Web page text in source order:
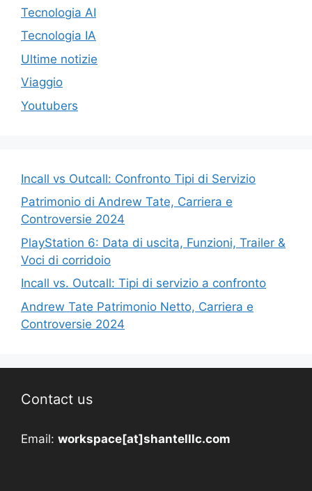
Tecnologia AI
Tecnologia IA
Ultime notizie
Viaggio
Youtubers
Incall vs Outcall: Confronto Tipi di Servizio
Patrimonio di Andrew Tate, Carriera e
Controversie 2024
PlayStation 6: Data di uscita, Funzioni, Trailer &
Voci di corridoio
Incall vs. Outcall: Tipi di servizio a confronto
Andrew Tate Patrimonio Netto, Carriera e
Controversie 2024
Contact us
Email: workspace[at]shantelllc.com